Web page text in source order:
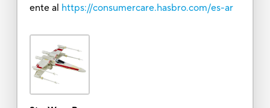
ente al https://consumercare.hasbro.com/es-ar